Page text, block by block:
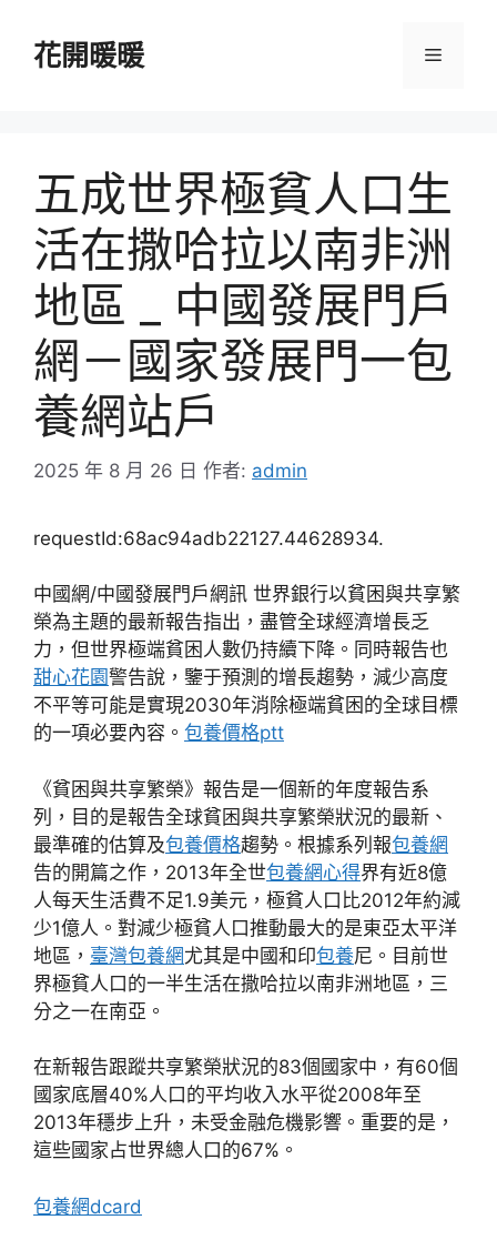
花開暖暖 選
五成世界極貧人口生
活在撒哈拉以南非洲
地區 _ 中國發展門戶
網－國家發展門一包
養網站戶
2025 年 8 月 26 日 作者: admin
requestId:68ac94adb22127.44628934.
中國網/中國發展門戶網訊 世界銀行以貧困與共享繁
榮為主題的最新報告指出，盡管全球經濟增長乏
力，但世界極端貧困人數仍持續下降。同時報告也
甜心花園警告說，鑒于預測的增長趨勢，減少高度
不平等可能是實現2030年消除極端貧困的全球目標
的一項必要內容。 包養價格ptt
《貧困與共享繁榮》報告是一個新的年度報告系
列，目的是報告全球貧困與共享繁榮狀況的最新、
最準確的估算及包養價格趨勢。根據系列報包養網
告的開篇之作，2013年全世包養網心得界有近8億
人每天生活費不足1.9美元，極貧人口比2012年約減
少1億人。對減少極貧人口推動最大的是東亞太平洋
地區， 臺灣包養網尤其是中國和印包養尼。目前世
界極貧人口的一半生活在撒哈拉以南非洲地區，三
分之一在南亞。
在新報告跟蹤共享繁榮狀況的83個國家中，有60個
國家底層40%人口的平均收入水平從2008年至
2013年穩步上升，未受金融危機影響。重要的是，
這些國家占世界總人口的67%。
包養網dcard